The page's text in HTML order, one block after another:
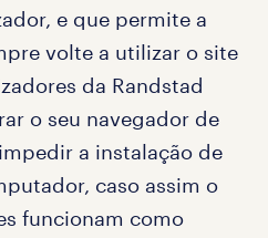
e que permite a
volte a utilizar o site
da Randstad
o seu navegador de
a instalação de
caso assim o
funcionam como